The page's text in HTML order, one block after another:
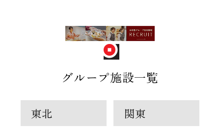
グループ施設一覧
東北 関東